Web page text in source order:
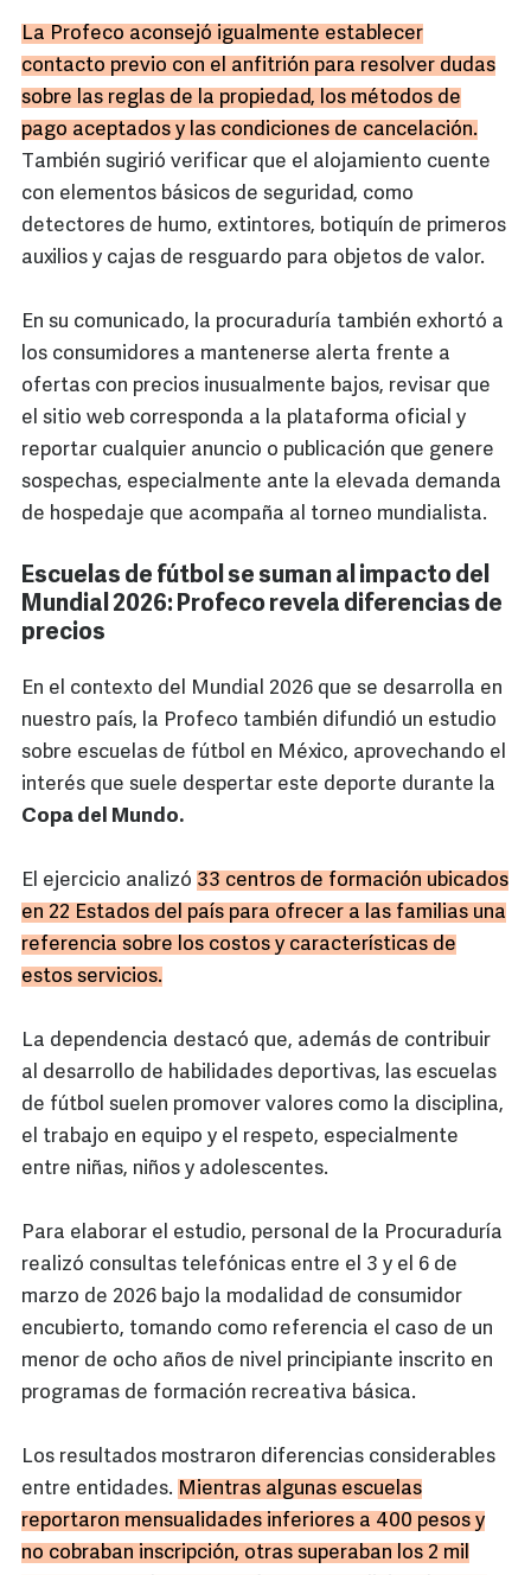
La Profeco aconsejó igualmente establecer
contacto previo con el anfitrión para resolver dudas
sobre las reglas de la propiedad, los métodos de
pago aceptados y las condiciones de cancelación.
También sugirió verificar que el alojamiento cuente
con elementos básicos de seguridad, como
detectores de humo, extintores, botiquín de primeros
auxilios y cajas de resguardo para objetos de valor.
En su comunicado, la procuraduría también exhortó a
los consumidores a mantenerse alerta frente a
ofertas con precios inusualmente bajos, revisar que
el sitio web corresponda a la plataforma oficial y
reportar cualquier anuncio o publicación que genere
sospechas, especialmente ante la elevada demanda
de hospedaje que acompaña al torneo mundialista.
Escuelas de fútbol se suman al impacto del
Mundial 2026: Profeco revela diferencias de
precios
En el contexto del Mundial 2026 que se desarrolla en
nuestro país, la Profeco también difundió un estudio
sobre escuelas de fútbol en México, aprovechando el
interés que suele despertar este deporte durante la
Copa del Mundo.
El ejercicio analizó 33 centros de formación ubicados
en 22 Estados del país para ofrecer a las familias una
referencia sobre los costos y características de
estos servicios.
La dependencia destacó que, además de contribuir
al desarrollo de habilidades deportivas, las escuelas
de fútbol suelen promover valores como la disciplina,
el trabajo en equipo y el respeto, especialmente
entre niñas, niños y adolescentes.
Para elaborar el estudio, personal de la Procuraduría
realizó consultas telefónicas entre el 3 y el 6 de
marzo de 2026 bajo la modalidad de consumidor
encubierto, tomando como referencia el caso de un
menor de ocho años de nivel principiante inscrito en
programas de formación recreativa básica.
Los resultados mostraron diferencias considerables
entre entidades. Mientras algunas escuelas
reportaron mensualidades inferiores a 400 pesos y
no cobraban inscripción, otras superaban los 2 mil